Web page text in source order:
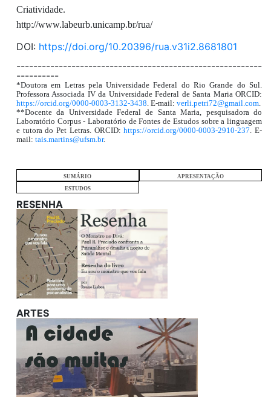
Criatividade.
http://www.labeurb.unicamp.br/rua/
DOI: https://doi.org/10.20396/rua.v31i2.8681801
----------------------------------------------------------
----------
*Doutora em Letras pela Universidade Federal do Rio Grande do Sul.
Professora Associada IV da Universidade Federal de Santa Maria ORCID:
https://orcid.org/0000-0003-3132-3438. E-mail: verli.petri72@gmail.com.
**Docente da Universidade Federal de Santa Maria, pesquisadora do
Laboratório Corpus - Laboratório de Fontes de Estudos sobre a linguagem
e tutora do Pet Letras. ORCID:https://orcid.org/0000-0003-2910-237. E-
mail: tais.martins@ufsm.br.
SUMÁRIO
APRESENTAÇÃO
ESTUDOS
RESENHA
ARTES